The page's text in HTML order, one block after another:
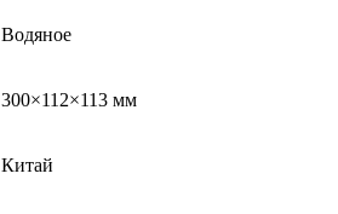
Водяное
300×112×113 мм
Китай